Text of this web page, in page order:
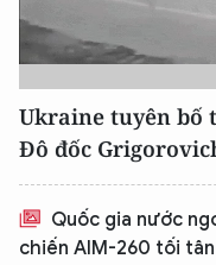
Ukraine tuyên bố
Đô đốc
Quốc gia nước
chiến AIM-260 tối